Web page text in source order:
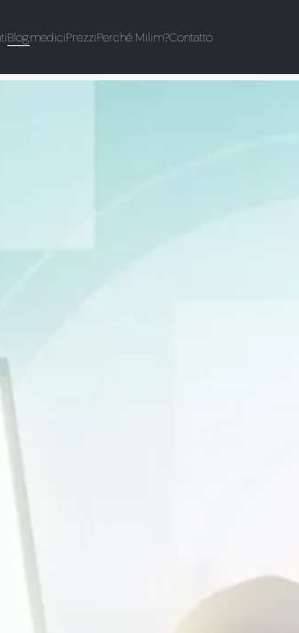
BlogmediciPrezziPerché Milim?Contatto